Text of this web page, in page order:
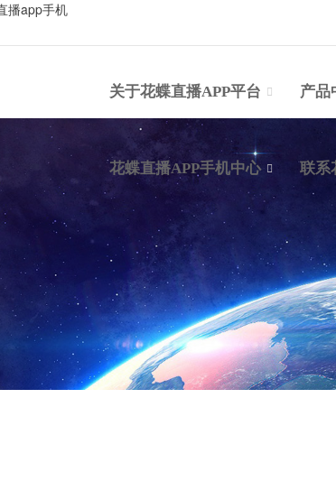
播app手机
关于花蝶直播APP平台 产品
花蝶直播APP手机中心 联系